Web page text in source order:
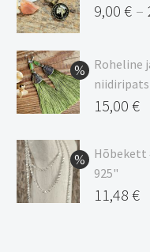
9,00 € –
9,00 €
kuni
20,44 €
Roheline
Algne
oli:
17,00 €.
15,00 €
hind
on:
15,00 €.
Hõbekett
925"
Algne
11,48 €